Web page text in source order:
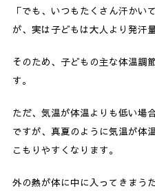
5-3. 冷感ウェア
6. 【ポイント3つ】熱中
6-1. 涼しい場所に移動さ
「でも、いつもたくさん汗かい
が、実は子どもは大人より発汗
そのため、子どもの主な体温調
す。
ただ、気温が体温よりも低い場
ですが、真夏のように気温が体
こもりやすくなります。
外の熱が体に中に入ってきまう